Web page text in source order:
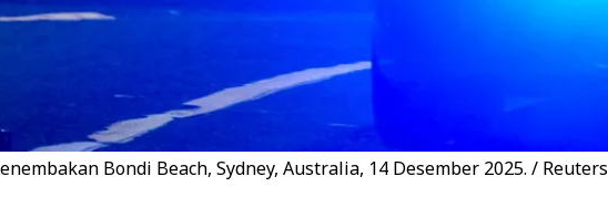
Bondi Beach, Sydney, Australia, 14 Desember 2025. / Reuters